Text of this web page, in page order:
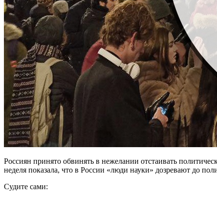
Россиян принято обвинять в нежелании отстаивать
неделя показала, что в России «люди науки» дозревают до
Судите сами: